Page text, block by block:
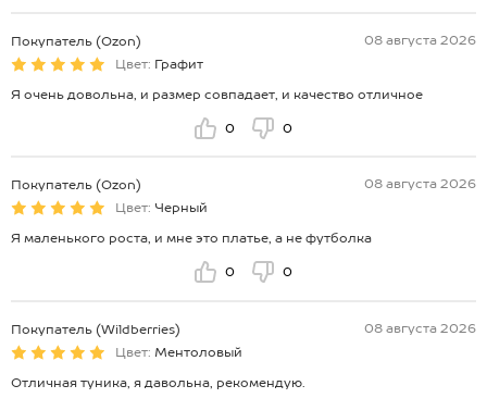
Покупатель (Ozon)
08 августа 2026
Цвет: Графит
Я очень довольна, и размер совпадает, и качество отличное
0 0
Покупатель (Ozon)
08 августа 2026
Цвет: Черный
Я маленького роста, и мне это платье, а не футболка
0 0
Покупатель (Wildberries)
08 августа 2026
Цвет: Ментоловый
Отличная туника, я давольна, рекомендую.